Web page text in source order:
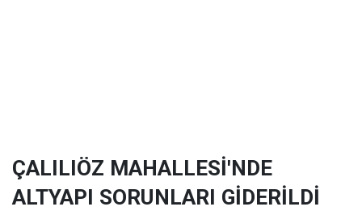
ÇALILIÖZ MAHALLESİ'NDE
ALTYAPI SORUNLARI GİDERİLDİ